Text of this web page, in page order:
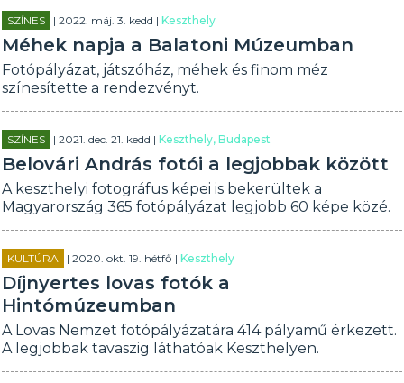
SZÍNES | 2022. máj. 3. kedd |Keszthely
Méhek napja a Balatoni Múzeumban
Fotópályázat, játszóház, méhek és finom méz
színesítette a rendezvényt.
SZÍNES | 2021. dec. 21. kedd |Keszthely, Budapest
Belovári András fotói a legjobbak között
A keszthelyi fotográfus képei is bekerültek a
Magyarország 365 fotópályázat legjobb 60 képe közé.
KULTÚRA | 2020. okt. 19. hétfő |Keszthely
Díjnyertes lovas fotók a
Hintómúzeumban
A Lovas Nemzet fotópályázatára 414 pályamű érkezett.
A legjobbak tavaszig láthatóak Keszthelyen.